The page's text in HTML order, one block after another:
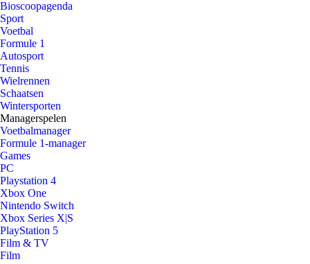
Bioscoopagenda
Sport
Voetbal
Formule 1
Autosport
Tennis
Wielrennen
Schaatsen
Wintersporten
Managerspelen
Voetbalmanager
Formule 1-manager
Games
PC
Playstation 4
Xbox One
Nintendo Switch
Xbox Series X|S
PlayStation 5
Film & TV
Film